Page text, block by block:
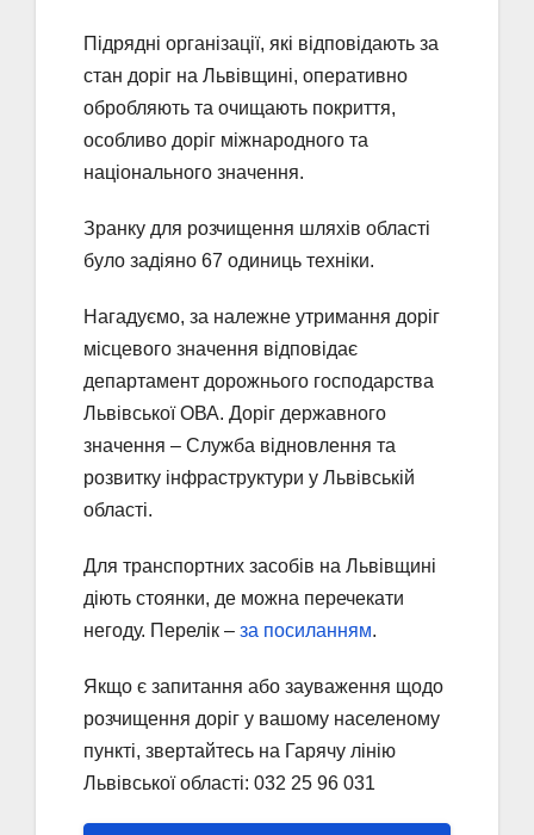
Підрядні організації, які відповідають за
стан доріг на Львівщині, оперативно
обробляють та очищають покриття,
особливо доріг міжнародного та
національного значення.
Зранку для розчищення шляхів області
було задіяно 67 одиниць техніки.
Нагадуємо, за належне утримання доріг
місцевого значення відповідає
департамент дорожнього господарства
Львівської ОВА. Доріг державного
значення – Служба відновлення та
розвитку інфраструктури у Львівській
області.
Для транспортних засобів на Львівщині
діють стоянки, де можна перечекати
негоду. Перелік – за посиланням.
Якщо є запитання або зауваження щодо
розчищення доріг у вашому населеному
пункті, звертайтесь на Гарячу лінію
Львівської області: 032 25 96 031